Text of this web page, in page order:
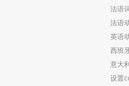
法语
法语
英语
西班
意大
设置